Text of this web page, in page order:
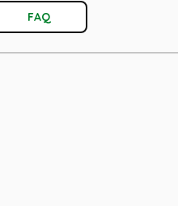
FAQ